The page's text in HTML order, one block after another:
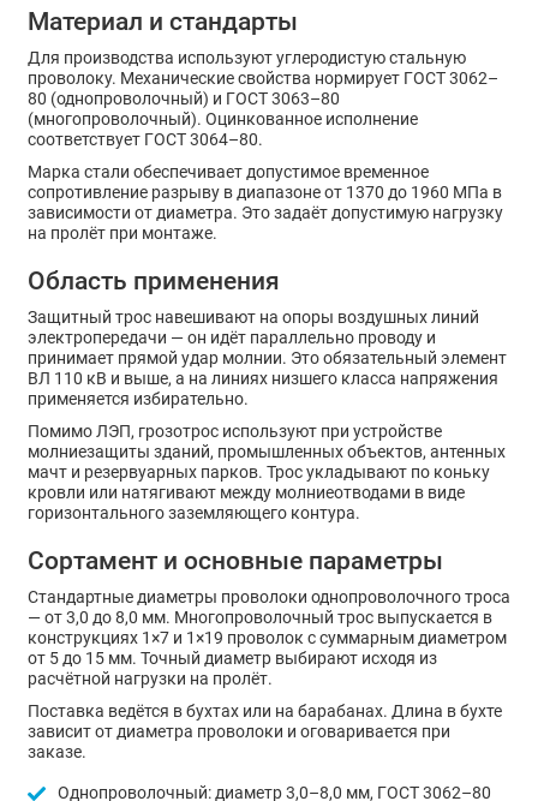
Материал и стандарты
Для производства используют углеродистую стальную
проволоку. Механические свойства нормирует ГОСТ 3062–
80 (однопроволочный) и ГОСТ 3063–80
(многопроволочный). Оцинкованное исполнение
соответствует ГОСТ 3064–80.
Марка стали обеспечивает допустимое временное
сопротивление разрыву в диапазоне от 1370 до 1960 МПа в
зависимости от диаметра. Это задаёт допустимую нагрузку
на пролёт при монтаже.
Область применения
Защитный трос навешивают на опоры воздушных линий
электропередачи — он идёт параллельно проводу и
принимает прямой удар молнии. Это обязательный элемент
ВЛ 110 кВ и выше, а на линиях низшего класса напряжения
применяется избирательно.
Помимо ЛЭП, грозотрос используют при устройстве
молниезащиты зданий, промышленных объектов, антенных
мачт и резервуарных парков. Трос укладывают по коньку
кровли или натягивают между молниеотводами в виде
горизонтального заземляющего контура.
Сортамент и основные параметры
Стандартные диаметры проволоки однопроволочного троса
— от 3,0 до 8,0 мм. Многопроволочный трос выпускается в
конструкциях 1×7 и 1×19 проволок с суммарным диаметром
от 5 до 15 мм. Точный диаметр выбирают исходя из
расчётной нагрузки на пролёт.
Поставка ведётся в бухтах или на барабанах. Длина в бухте
зависит от диаметра проволоки и оговаривается при
заказе.
Однопроволочный: диаметр 3,0–8,0 мм, ГОСТ 3062–80